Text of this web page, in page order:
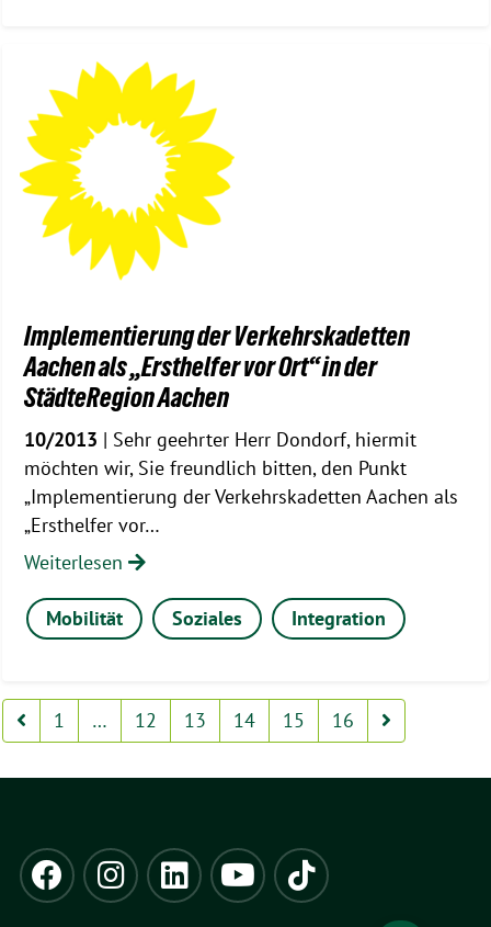
Implementierung der Verkehrskadetten
Aachen als „Ersthelfer vor Ort“ in der
StädteRegion Aachen
10/2013 | Sehr geehrter Herr Dondorf, hiermit
möchten wir, Sie freundlich bitten, den Punkt
„Implementierung der Verkehrskadetten Aachen als
„Ersthelfer vor…
Weiterlesen
Mobilität Soziales Integration
1 … 12 13 14 15 16